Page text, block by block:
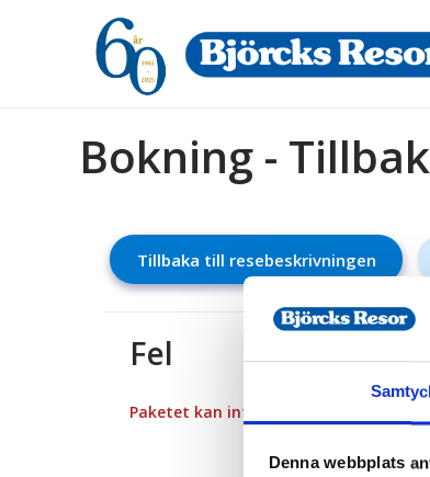
Denna webbplats
Bokning -
Tillbaka till resebeskrivningen
Fel
Paketet kan inte bokas